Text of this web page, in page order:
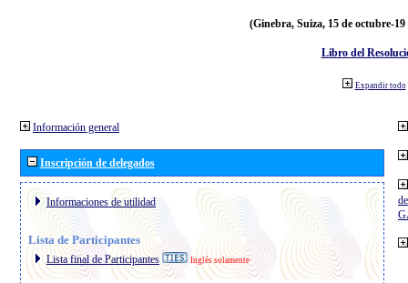
(Ginebra, Suiza, 15 de octubre-19
Libro del
Expandir todo
Información general
Inscripción de delegados
Informaciones de utilidad
Lista de Participantes
Lista final de Participantes Inglés solamente